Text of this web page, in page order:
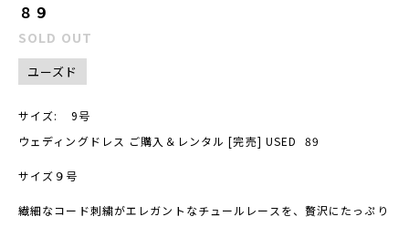
８９
SOLD OUT
ユーズド
サイズ:
9号
ウェディングドレス ご購入＆レンタル [完売] USED 89
サイズ９号
繊細なコード刺繍がエレガントなチュールレースを、贅沢にたっぷり